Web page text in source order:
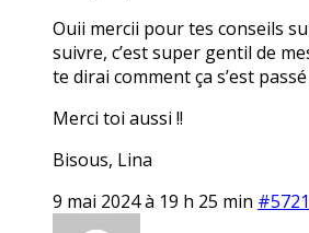
Ouii mercii pour tes conseils
suivre, c’est super gentil de
te dirai comment ça s’est passé
Merci toi aussi !!
Bisous, Lina
9 mai 2024 à 19 h 25 min